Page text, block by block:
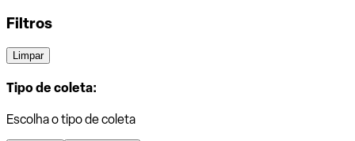
Filtros
Limpar
Tipo de coleta:
Escolha o tipo de coleta